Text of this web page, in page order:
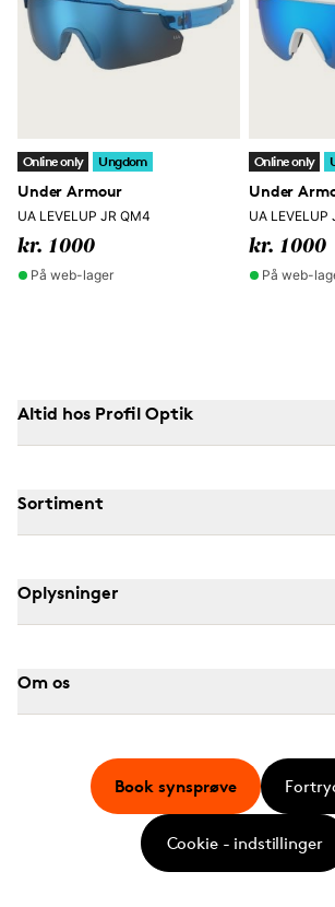
Online only Ungdom
Under Armour
UA LEVELUP JR QM4
kr. 1000
På web-lager
Online only
Under
UA LEVELUP
kr. 1000
På web-
Altid hos Profil Optik
Sortiment
Oplysninger
Om os
Book synsprøve
Cookie - indstillinger